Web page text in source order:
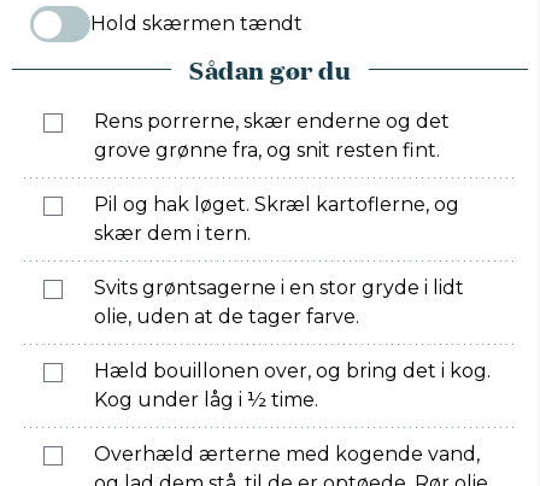
Hold skærmen tændt
Sådan gør du
Rens porrerne, skær enderne og det
grove grønne fra, og snit resten fint.
Pil og hak løget. Skræl kartoflerne, og
skær dem i tern.
Svits grøntsagerne i en stor gryde i lidt
olie, uden at de tager farve.
Hæld bouillonen over, og bring det i kog.
Kog under låg i ½ time.
Overhæld ærterne med kogende vand,